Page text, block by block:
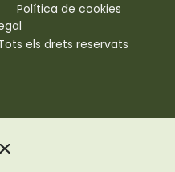
Política de cookies
els drets reservats